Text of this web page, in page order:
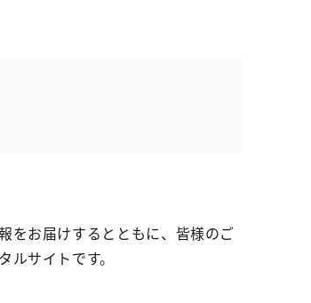
をお届けするとともに、皆様のご
サイトです。